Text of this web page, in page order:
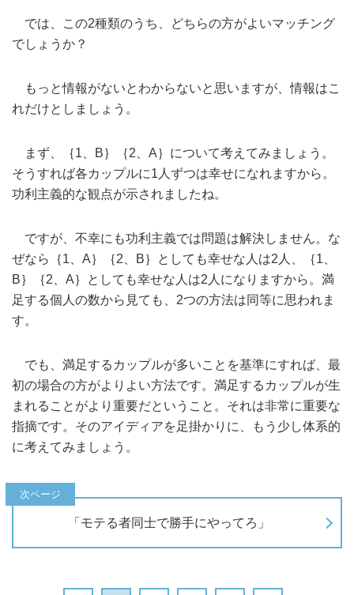
では、この2種類のうち、どちらの方がよいマッチング
でしょうか？
もっと情報がないとわからないと思いますが、情報はこ
れだけとしましょう。
まず、｛1、B｝｛2、A｝について考えてみましょう。
そうすれば各カップルに1人ずつは幸せになれますから。
功利主義的な観点が示されましたね。
ですが、不幸にも功利主義では問題は解決しません。な
ぜなら｛1、A｝｛2、B｝としても幸せな人は2人、｛1、
B｝｛2、A｝としても幸せな人は2人になりますから。満
足する個人の数から見ても、2つの方法は同等に思われま
す。
でも、満足するカップルが多いことを基準にすれば、最
初の場合の方がよりよい方法です。満足するカップルが生
まれることがより重要だということ。それは非常に重要な
指摘です。そのアイディアを足掛かりに、もう少し体系的
に考えてみましょう。
「モテる者同士で勝手にやってろ」